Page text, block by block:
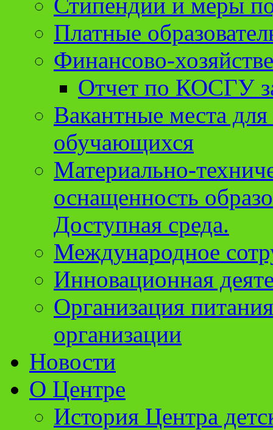
Платные
Финансово-
Отчет по КОСГУ
Вакантные места
обучающихся
Материально-
оснащенность
Доступная среда.
Международное
Инновационная
Организация
организации
Новости
О Центре
История Центра